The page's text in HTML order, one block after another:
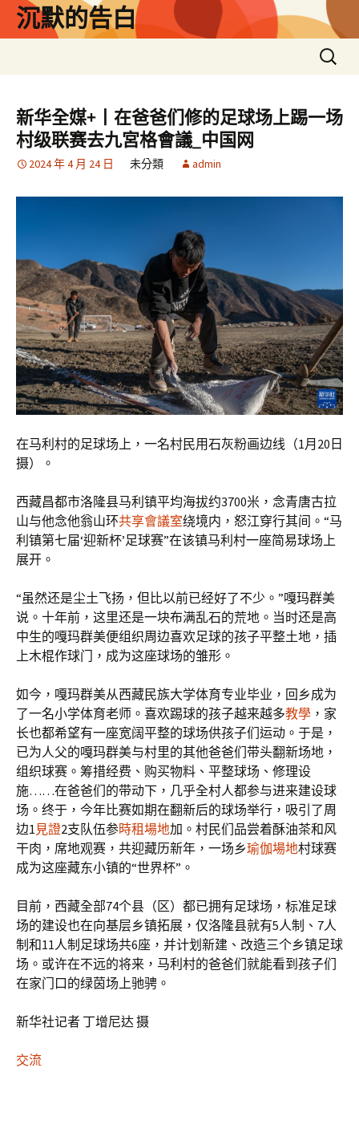
沉默的告白
搜
尋
字:
新华全媒+丨在爸爸们修的足球场上踢一场
村级联赛去九宮格會議_中国网
2024 年 4 月 24 日 未分類 admin
在马利村的足球场上，一名村民用石灰粉画边线（1月20日
摄）。
西藏昌都市洛隆县马利镇平均海拔约3700米，念青唐古拉
山与他念他翁山环共享會議室绕境内，怒江穿行其间。“马
利镇第七届‘迎新杯’足球赛”在该镇马利村一座简易球场上
展开。
“虽然还是尘土飞扬，但比以前已经好了不少。”嘎玛群美
说。十年前，这里还是一块布满乱石的荒地。当时还是高
中生的嘎玛群美便组织周边喜欢足球的孩子平整土地，插
上木棍作球门，成为这座球场的雏形。
如今，嘎玛群美从西藏民族大学体育专业毕业，回乡成为
了一名小学体育老师。喜欢踢球的孩子越来越多教學 ，家
长也都希望有一座宽阔平整的球场供孩子们运动。于是，
已为人父的嘎玛群美与村里的其他爸爸们带头翻新场地，
组织球赛。筹措经费、购买物料、平整球场、修理设
施……在爸爸们的带动下，几乎全村人都参与进来建设球
场。终于，今年比赛如期在翻新后的球场举行，吸引了周
边1 見證2支队伍参時租場地加。村民们品尝着酥油茶和风
干肉，席地观赛，共迎藏历新年，一场乡瑜伽場地村球赛
成为这座藏东小镇的“世界杯”。
目前，西藏全部74个县（区）都已拥有足球场，标准足球
场的建设也在向基层乡镇拓展，仅洛隆县就有5人制、7人
制和11人制足球场共6座，并计划新建、改造三个乡镇足球
场。或许在不远的将来，马利村的爸爸们就能看到孩子们
在家门口的绿茵场上驰骋。
新华社记者 丁增尼达 摄
交流